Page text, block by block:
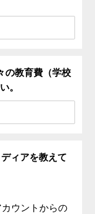
の教育費（学校
。
ィアを教えて
ウントからの